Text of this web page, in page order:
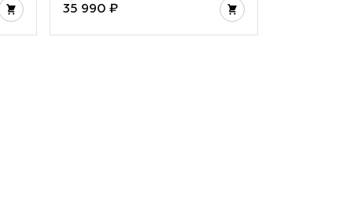
35 990 ₽